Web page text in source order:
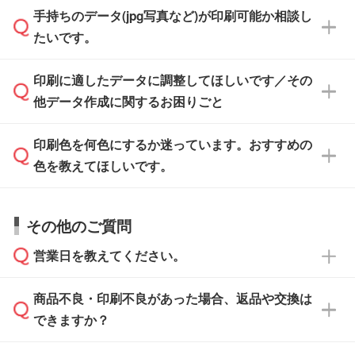
せいただければ、弊社にて無料でデザインデー
タを1点作成いたします。
積・ご注文フォームにアップロードしてご入稿
ください。
ご入稿後は経験豊富なスタッフがデータに不備
がないかチェックし、お客様と確認してから印
刷に進みますので、ご安心ください。
一部商品は入稿用テンプレートのご用意があり
ます。各商品ページの『印刷方法・テンプレー
入稿用のテンプレートはPDF形式ですが、
IllustratorやPhotoshopで開いてご利用いただけ
方」をご確認ください。
手持ちのデータ(jpg写真など)が印刷可能か相談し
たいです。
印刷に適したデータ・解像度かどうか、担当ス
タッフが事前に確認いたします。
ムへ添付いただくか、担当スタッフ宛にメール
でお送りください。
い合わせください。
なお、印刷用データの作り方に関する詳細は、
印刷に適したデータに調整してほしいです／その
他データ作成に関するお困りごと
データ作成でお困りの際には、担当スタッフが
サポートいたしますのでお気軽にご相談くださ
から添付してお送りください。
・解像度の低いデータをトレース/調整してほ
しい
解像度の低い画像や、手書きのイラスト、写真
などを、印刷に適したベクターデータに変換し
印刷色を何色にするか迷っています。おすすめの
色を教えてほしいです。
お見積・ご注文・
相談いただきますと、担当スタッフがお客様の
ご希望や商品の本体色を確認し、印刷色をご提
本体色がブラック、ネイビーなど濃色の場合は
白色か淡い色の印刷色をおすすめしておりま
す。
その他のご質問
営業日を教えてください。
営業日は平日の10:00～18:00で、土日祝日はお
休みとなります。注文・見積・お問い合わせ
商品不良・印刷不良があった場合、返品や交換は
できますか？